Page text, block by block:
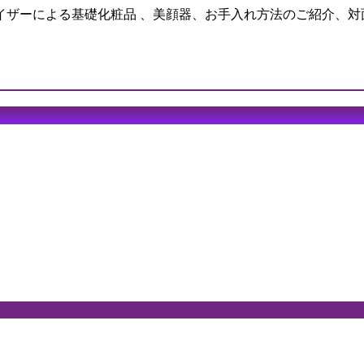
ーによる基礎化粧品 、美顔器、お手入れ方法のご紹介、対